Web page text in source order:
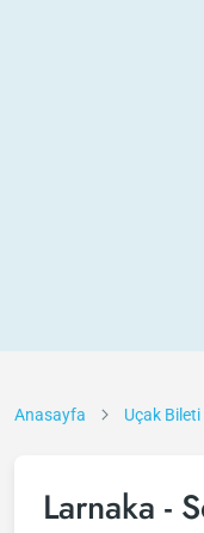
Anasayfa Uçak Bileti
Larnaka -